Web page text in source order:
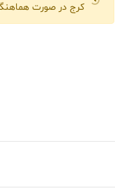
کرج در صورت